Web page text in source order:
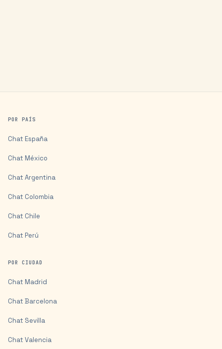
POR PAÍS
Chat España
Chat México
Chat Argentina
Chat Colombia
Chat Chile
Chat Perú
POR CIUDAD
Chat Madrid
Chat Barcelona
Chat Sevilla
Chat Valencia